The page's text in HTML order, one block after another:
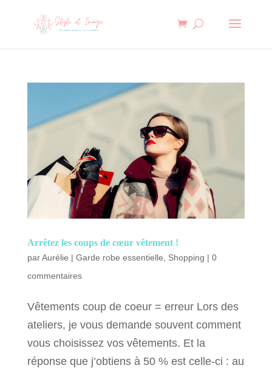
Arrêtez les coups de cœur vêtement !
parAurélie | Garde robe essentielle Shopping | 0
commentaires
Vêtements coup de coeur = erreur Lors des
ateliers, je vous demande souvent comment
vous choisissez vos vêtements. Et la
réponse que j’obtiens à 50 % est celle-ci : au